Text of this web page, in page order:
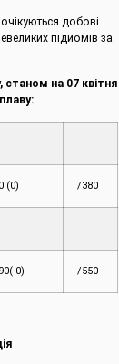
добові
підйомів за
станом на 07 квітня
(0) /380
0) /550